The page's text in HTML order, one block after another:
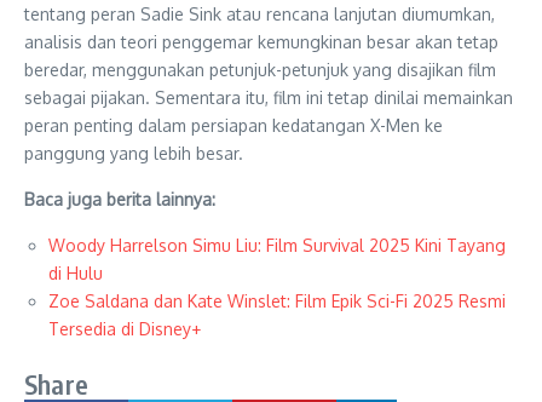
tentang peran Sadie Sink atau rencana lanjutan diumumkan,
analisis dan teori penggemar kemungkinan besar akan tetap
beredar, menggunakan petunjuk-petunjuk yang disajikan film
sebagai pijakan. Sementara itu, film ini tetap dinilai memainkan
peran penting dalam persiapan kedatangan X-Men ke
panggung yang lebih besar.
Baca juga berita lainnya:
Woody Harrelson Simu Liu: Film Survival 2025 Kini Tayang
di Hulu
Zoe Saldana dan Kate Winslet: Film Epik Sci-Fi 2025 Resmi
Tersedia di Disney+
Share